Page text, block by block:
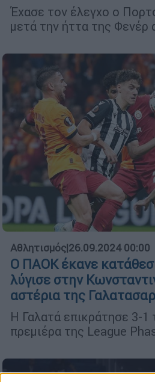
Έχασε τον έλεγχο ο
μετά την ήττα της Φενέρ
Αθλητισμός|26.09.2024 00:00
Ο ΠΑΟΚ έκανε
λύγισε στην
αστέρια της
Η Γαλατά επικράτησε 3-
πρεμιέρα της League